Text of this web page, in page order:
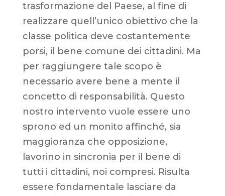
trasformazione del Paese, al fine di
realizzare quell’unico obiettivo che la
classe politica deve costantemente
porsi, il bene comune dei cittadini. Ma
per raggiungere tale scopo è
necessario avere bene a mente il
concetto di responsabilità. Questo
nostro intervento vuole essere uno
sprono ed un monito affinché, sia
maggioranza che opposizione,
lavorino in sincronia per il bene di
tutti i cittadini, noi compresi. Risulta
essere fondamentale lasciare da